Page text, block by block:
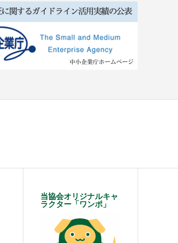
当協会オリジナルキャ
ラクター「ワンポ」